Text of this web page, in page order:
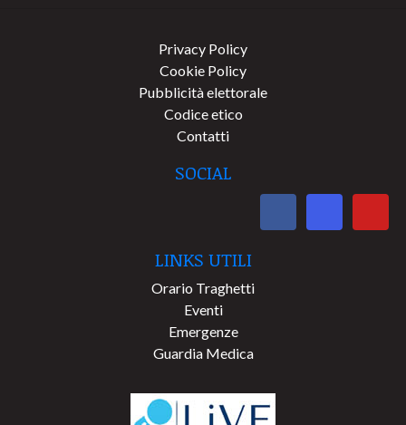
Privacy Policy
Cookie Policy
Pubblicità elettorale
Codice etico
Contatti
SOCIAL
LINKS UTILI
Orario Traghetti
Eventi
Emergenze
Guardia Medica